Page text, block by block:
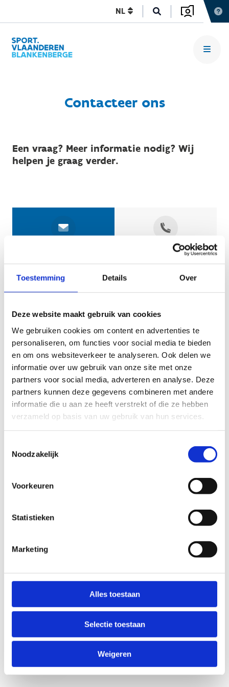
Toestemming Details Over
Deze website maakt gebruik van cookies
We gebruiken cookies om content en advertenties te
personaliseren, om functies voor social media te bieden
en om ons websiteverkeer te analyseren. Ook delen we
informatie over uw gebruik van onze site met onze
partners voor social media, adverteren en analyse. Deze
partners kunnen deze gegevens combineren met andere
informatie die u aan ze heeft verstrekt of die ze hebben
verzameld op basis van uw gebruik van hun services.
Noodzakelijk
Voorkeuren
Statistieken
Marketing
Alles toestaan
Selectie toestaan
Weigeren
NL
Contacteer ons
Een vraag? Meer informatie nodig? Wij
helpen je graag verder.
Geef aan tot welk domein jouw vraag behoort
KIES EEN DOMEIN
Jouw vraag
Anti-Robot Verification
Click to start verification
Verzend